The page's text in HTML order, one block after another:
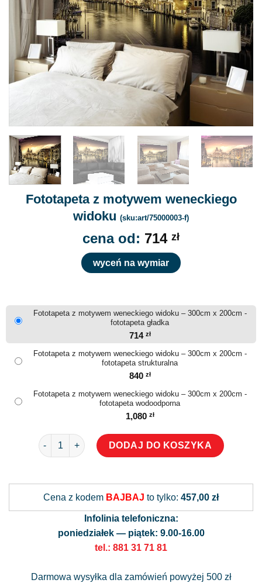
Fototapeta z motywem weneckiego
widoku (sku:art/75000003-f)
cena od: 714 zł
wyceń na wymiar
Fototapeta z motywem weneckiego widoku – 300cm x 200cm -
fototapeta gładka
714 zł
Fototapeta z motywem weneckiego widoku – 300cm x 200cm -
fototapeta strukturalna
840 zł
Fototapeta z motywem weneckiego widoku – 300cm x 200cm -
fototapeta wodoodporna
1,080 zł
ilość Fototapeta z motywem weneckiego widoku
DODAJ DO KOSZYKA
Cena z kodem BAJBAJ to tylko: 457,00 zł
Infolinia telefoniczna:
poniedziałek — piątek: 9.00-16.00
tel.: 881 31 71 81
Darmowa wysyłka dla zamówień powyżej 500 zł